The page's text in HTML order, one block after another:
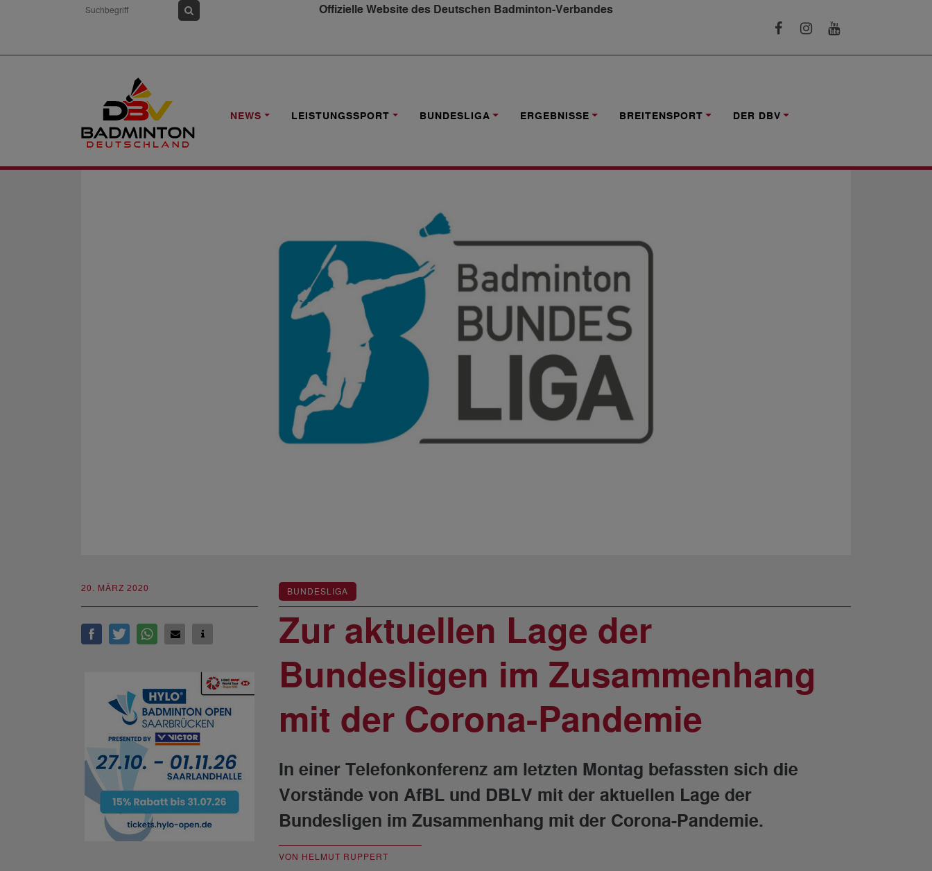
Offizielle Website des Deutschen Badminton-Verbandes
NEWS LEISTUNGSSPORT BUNDESLIGA ERGEBNISSE BREITENSPORT DER DBV
NEWS
20. MÄRZ 2020 BUNDESLIGA
Zur aktuellen Lage der
Bundesligen im Zusammenhang
mit der Corona-Pandemie
In einer Telefonkonferenz am letzten Montag befassten sich die
Vorstände von AfBL und DBLV mit der aktuellen Lage der
Bundesligen im Zusammenhang mit der Corona-Pandemie.
VON HELMUT RUPPERT